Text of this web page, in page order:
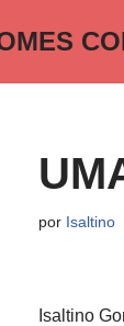
por Isaltino
Isaltino